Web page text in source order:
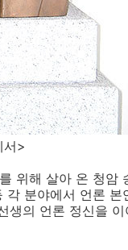
>
위해 살아 온 청암
분야에서 언론
생의 언론 정신을